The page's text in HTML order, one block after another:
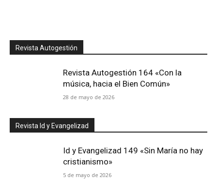
Revista Autogestión
Revista Autogestión 164 «Con la
música, hacia el Bien Común»
28 de mayo de 2026
Revista Id y Evangelizad
Id y Evangelizad 149 «Sin María no hay
cristianismo»
5 de mayo de 2026